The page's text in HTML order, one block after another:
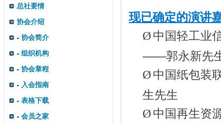
总社要情
协会介绍
- 协会简介
- 组织机构
- 协会章程
- 入会指南
- 表格下载
- 会员之家
现已确定的演讲
Ø中国轻工业
——郭永新先
Ø中国纸包装
生先生
Ø中国再生资